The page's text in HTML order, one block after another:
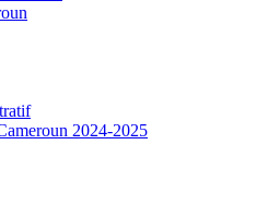
2024-2025